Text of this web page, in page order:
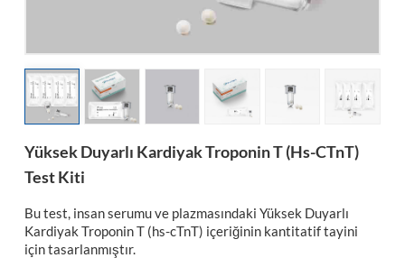
Yüksek Duyarlı Kardiyak Troponin T (hs-CTnT)
Test Kiti
Bu test, insan serumu ve plazmasındaki Yüksek Duyarlı
Kardiyak Troponin T (hs-cTnT) içeriğinin kantitatif tayini
için tasarlanmıştır.